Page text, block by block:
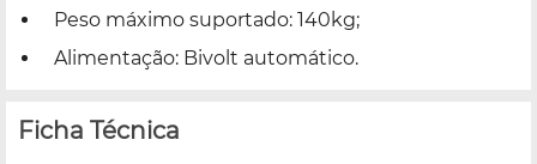
Peso máximo suportado: 140kg;
Alimentação: Bivolt automático.
Ficha Técnica